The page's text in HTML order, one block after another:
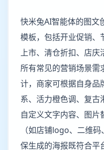
快米兔AI智能体的图文
模板，包括开业促销、
上市、清仓折扣、店庆
所有常见的营销场景需
计，商家可根据自身品
系、活力橙色调、复古
自定义文字内容、图
（如店铺logo、二维
保生成的海报既符合平